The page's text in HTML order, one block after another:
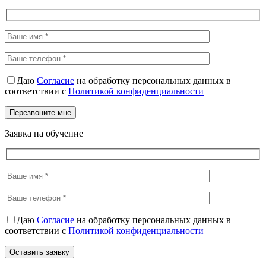
Даю Согласие на обработку персональных данных в
соответствии с Политикой конфиденциальности
Заявка на обучение
Даю Согласие на обработку персональных данных в
соответствии с Политикой конфиденциальности